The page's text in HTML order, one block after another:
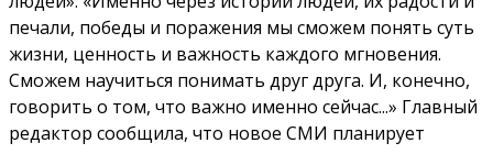
печали, победы и поражения мы сможем понять суть
жизни, ценность и важность каждого мгновения.
Сможем научиться понимать друг друга. И, конечно,
говорить о том, что важно именно сейчас...» Главный
редактор сообщила, что новое СМИ планирует